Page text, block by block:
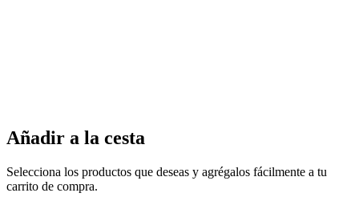
Añadir a la cesta
Selecciona los productos que deseas y agrégalos fácilmente a tu
carrito de compra.